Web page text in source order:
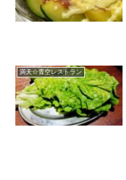
満天☆青空レストラン